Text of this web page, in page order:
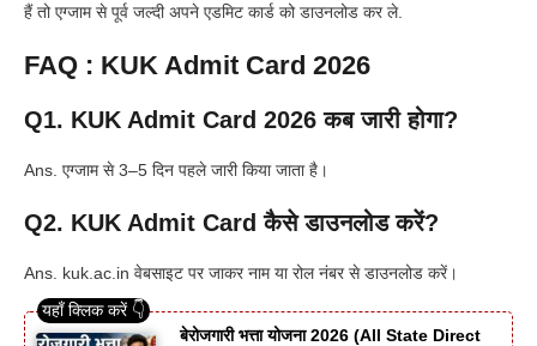
हैं तो एग्जाम से पूर्व जल्दी अपने एडमिट कार्ड को डाउनलोड कर ले.
FAQ : KUK Admit Card 2026
Q1. KUK Admit Card 2026 कब जारी होगा?
Ans. एग्जाम से 3–5 दिन पहले जारी किया जाता है।
Q2. KUK Admit Card कैसे डाउनलोड करें?
Ans. kuk.ac.in वेबसाइट पर जाकर नाम या रोल नंबर से डाउनलोड करें।
बेरोजगारी भत्ता योजना 2026 (All State Direct